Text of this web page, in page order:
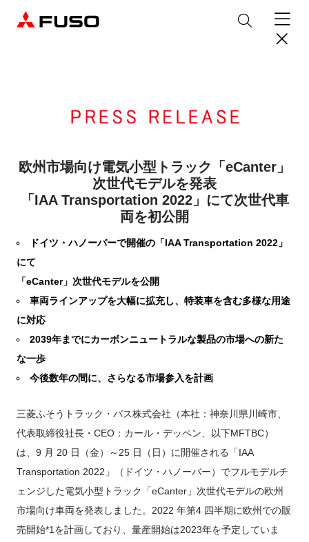
小型EVトラック 小型トラック
Canter EX
Fighter（販売終了モデ
中型トラック
Super Great
小型バス
産業用エンジン
産業用エンジン
中古車
クイックリンク
ボディビルダーポータルサイト
中古車
カタログ請求
トラックコネクト
& バスコネクト
テレマティクスソリューション
WISE Systems
パーツ＆アクセサリー
オンラインパーツショップについて
三菱ふそう純正部品
ふそうバリューパーツ
純正アクセサリー
純正油脂ケミカル
純正リマニ部品
サービス
純正メンテナンス・車検・点検
FUSO VALUE
材料調査・分析サービス
ふそうの高品質調査 マテリアルラボ
三菱ふそう_ショップ
レスキューマニュアル・電池の回収・リサイクル
購入サポート
DTFSA企業情報
プライバシーポリシー
DTFSA: 社員等個人情報の取扱いについて
指定信用情報機関
商品案内
FUSOパワーリース
FUSOマイレージリース
オートリース
FUSO VALUE
ラフィットプラス
FUSOリース
FUSOリース カスタマーサポート
お知らせ
ニュースリリース
企業からのお知らせ
リコール情報
大型車脱輪事故防止活動について
採用情報
企業情報
ふそうライフ
欧州市場向け電気小型トラック「eCanter」
次世代モデルを発表
「IAA Transportation 2022」にて次世代車
両を初公開
ドイツ・ハノーバーで開催の「IAA Transportation 2022」
にて
「eCanter」次世代モデルを公開
車両ラインアップを大幅に拡充し、特装車を含む多様な用途
に対応
2039年までにカーボンニュートラルな製品の市場への新た
な一歩
今後数年の間に、さらなる市場参入を計画
三菱ふそうトラック・バス株式会社（本社：神奈川県川崎市、
代表取締役社長・CEO：カール・デッペン、以下MFTBC）
は、9 月 20 日（金）～25 日（日）に開催される「IAA
Transportation 2022」（ドイツ・ハノーバー）でフルモデルチ
ェンジした電気小型トラック「eCanter」次世代モデルの欧州
市場向け車両を発表しました。2022 年第4 四半期に欧州での販
売開始*1を計画しており、量産開始は2023年を予定していま